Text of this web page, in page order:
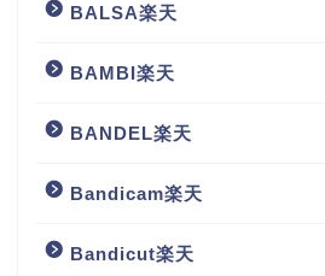
BALSA楽天
BAMBI楽天
BANDEL楽天
Bandicam楽天
Bandicut楽天